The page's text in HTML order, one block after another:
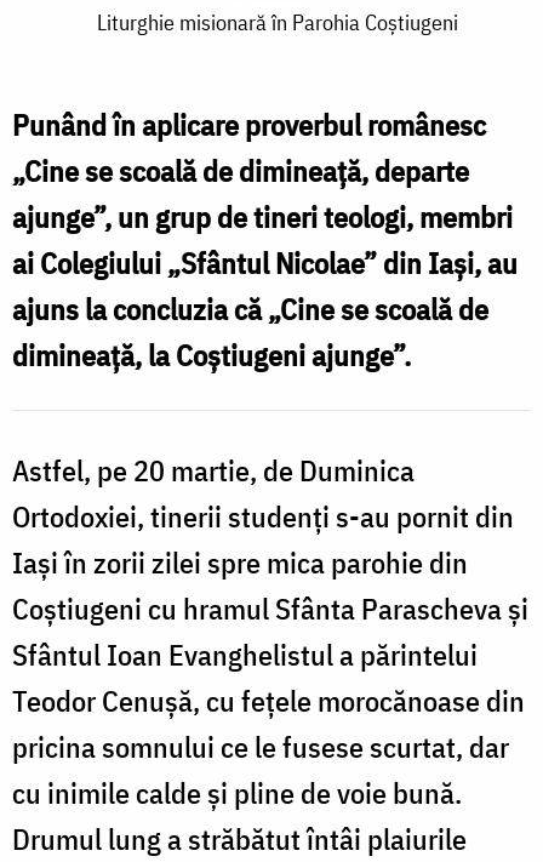
Liturghie
Parohia
Coștiugeni
Liturghie misionară în Parohia Coștiugeni
Punând în aplicare proverbul românesc
„Cine se scoală de dimineață, departe
ajunge”, un grup de tineri teologi, membri
ai Colegiului „Sfântul Nicolae” din Iași, au
ajuns la concluzia că „Cine se scoală de
dimineață, la Coștiugeni ajunge”.
Astfel, pe 20 martie, de Duminica
Ortodoxiei, tinerii studenți s-au pornit din
Iași în zorii zilei spre mica parohie din
Coștiugeni cu hramul Sfânta Parascheva și
Sfântul Ioan Evanghelistul a părintelui
Teodor Cenușă, cu fețele morocănoase din
pricina somnului ce le fusese scurtat, dar
cu inimile calde și pline de voie bună.
Drumul lung a străbătut întâi plaiurile